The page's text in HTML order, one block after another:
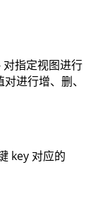
对指定视图进行
进行增、删、
key 对应的